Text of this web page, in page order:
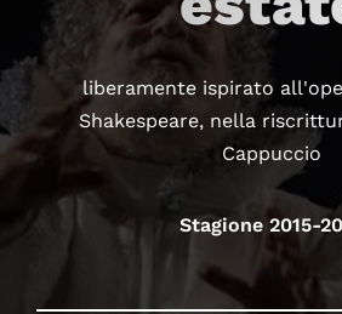
liberamente ispirato
Shakespeare, nella
Cappuccio
Stagione 2015-